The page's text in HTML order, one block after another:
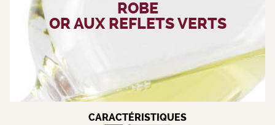
ROBE
OR AUX REFLETS VERTS
CARACTÉRISTIQUES